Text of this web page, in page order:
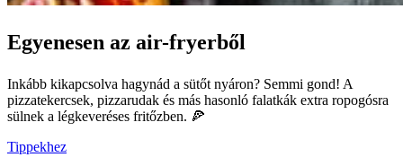
Egyenesen az air-fryerből
Inkább kikapcsolva hagynád a sütőt nyáron? Semmi gond! A
pizzatekercsek, pizzarudak és más hasonló falatkák extra ropogósra
sülnek a légkeveréses fritőzben. 🍕
Tippekhez